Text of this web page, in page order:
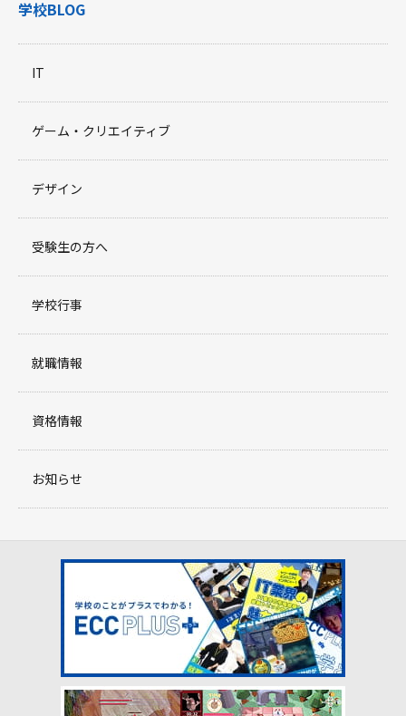
学校BLOG
IT
ゲーム・クリエイティブ
デザイン
受験生の方へ
学校行事
就職情報
資格情報
お知らせ